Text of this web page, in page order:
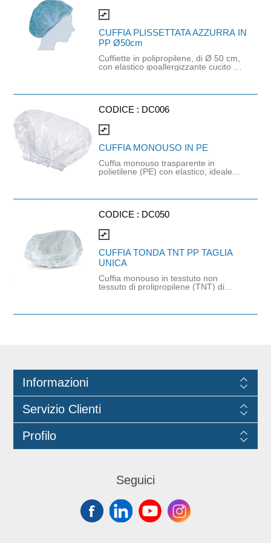
ristoranti, cucine professionali, scuole
di cucina, mense.
compare_arrows
CUFFIA PLISSETTATA AZZURRA IN
PP Ø50cm
Cuffiette in polipropilene, di Ø 50 cm,
con elastico ipoallergizzante cucito a
capigliatura assicurando igiene e
CODICE : DC006
compare_arrows
CUFFIA MONOUSO IN PE
Cuffia monouso trasparente in
polietilene (PE) con elastico, ideale
sanitario. La cuffia. piegata a
impermeabiele e dotata du elastico
CODICE : DC050
compare_arrows
CUFFIA TONDA TNT PP TAGLIA
UNICA
Cuffia monouso in tesstuto non
tessuto di prolipropilene (TNT) di
tonda, è l'ideale per garantire l'igiene
g/m2, diametro 53 cm e in taglia
Informazioni
Servizio Clienti
Profilo
Seguici